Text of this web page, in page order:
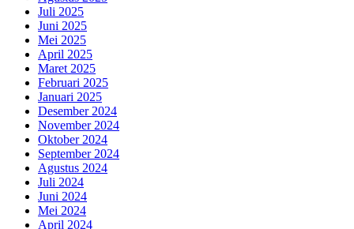
Juli 2025
Juni 2025
Mei 2025
April 2025
Maret 2025
Februari 2025
Januari 2025
Desember 2024
November 2024
Oktober 2024
September 2024
Agustus 2024
Juli 2024
Juni 2024
Mei 2024
April 2024